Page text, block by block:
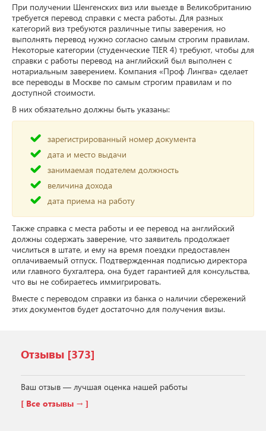
При получении Шенгенских виз или выезде в Великобританию
требуется перевод справки с места работы. Для разных
категорий виз требуются различные типы заверения, но
выполнять перевод нужно согласно самым строгим правилам.
Некоторые категории (студенческие TIER 4) требуют, чтобы для
справки с работы перевод на английский был выполнен с
нотариальным заверением. Компания «Проф Лингва» сделает
все переводы в Москве по самым строгим правилам и по
доступной стоимости.
В них обязательно должны быть указаны:
зарегистрированный номер документа
дата и место выдачи
занимаемая подателем должность
величина дохода
дата приема на работу
Также справка с места работы и ее перевод на английский
должны содержать заверение, что заявитель продолжает
числиться в штате, и ему на время поездки предоставлен
оплачиваемый отпуск. Подтвержденная подписью директора
или главного бухгалтера, она будет гарантией для консульства,
что вы не собираетесь иммигрировать.
Вместе с переводом справки из банка о наличии сбережений
этих документов будет достаточно для получения визы.
Отзывы [373]
Ваш отзыв — лучшая оценка нашей работы
[ Все отзывы → ]